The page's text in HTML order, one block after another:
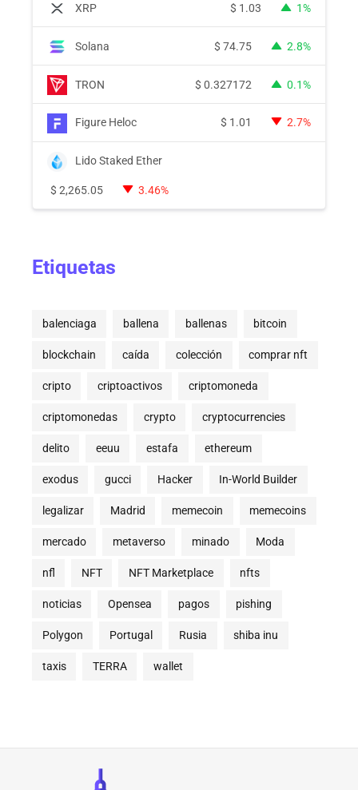
XRP $ 1.03 1%
Solana $ 74.75 2.8%
TRON $ 0.327172 0.1%
Figure Heloc $ 1.01 2.7%
Lido Staked Ether
$ 2,265.05 3.46%
Etiquetas
balenciaga ballena ballenas bitcoin
blockchain caída colección comprar nft
cripto criptoactivos criptomoneda
criptomonedas crypto cryptocurrencies
delito eeuu estafa ethereum
exodus gucci Hacker In-World Builder
legalizar Madrid memecoin memecoins
mercado metaverso minado Moda
nfl NFT NFT Marketplace nfts
noticias Opensea pagos pishing
Polygon Portugal Rusia shiba inu
taxis TERRA wallet